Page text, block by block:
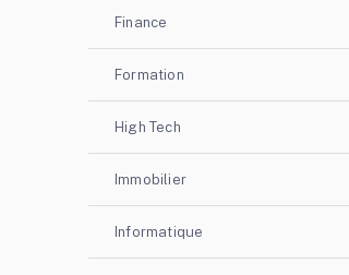
Finance
Formation
High Tech
Immobilier
Informatique